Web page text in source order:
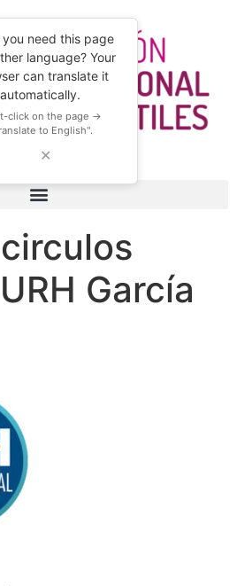
you need this page
language? Your
can translate it
automatically.
click on the page →
to English".
✕
García